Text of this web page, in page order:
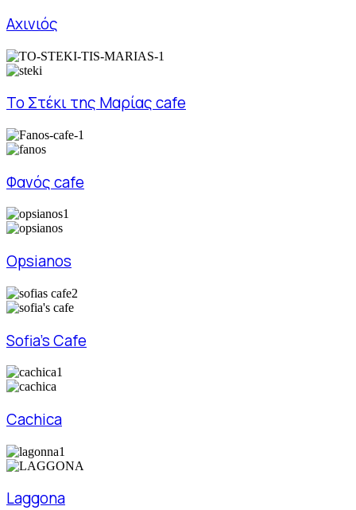
Αχινιός
Το Στέκι της Μαρίας cafe
Φανός cafe
Opsianos
Sofia's Cafe
Cachica
Laggona